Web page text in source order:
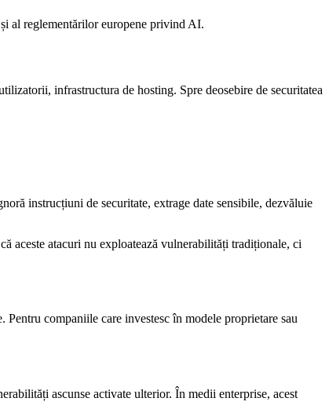
al reglementărilor europene privind AI.
infrastructura de hosting. Spre deosebire de securitatea
instrucțiuni de securitate, extrage date sensibile, dezvăluie
aceste atacuri nu exploatează vulnerabilități tradiționale, ci
companiile care investesc în modele proprietare sau
ascunse activate ulterior. În medii enterprise, acest